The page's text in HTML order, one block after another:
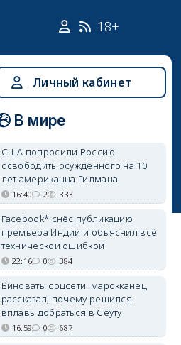
18+
Личный кабинет
В мире
США попросили Россию
освободить осуждённого на 10
лет американца Гилмана
16:40 2 333
Facebook* снёс публикацию
премьера Индии и объяснил всё
технической ошибкой
22:16 0 384
Виноваты соцсети: марокканец
рассказал, почему решился
вплавь добраться в Сеуту
16:59 0 687